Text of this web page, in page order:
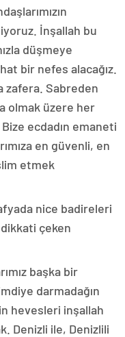
İnşallah bu
düşmeye
bir nefes alacağız.
zafera. Sabreden
olmak üzere her
ecdadın emaneti
en güvenli, en
etmek
nice badireleri
çeken
başka bir
darmadağın
hevesleri inşallah
Denizli ile, Denizlili